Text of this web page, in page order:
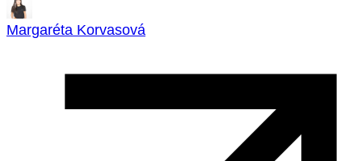
Margaréta Korvasová